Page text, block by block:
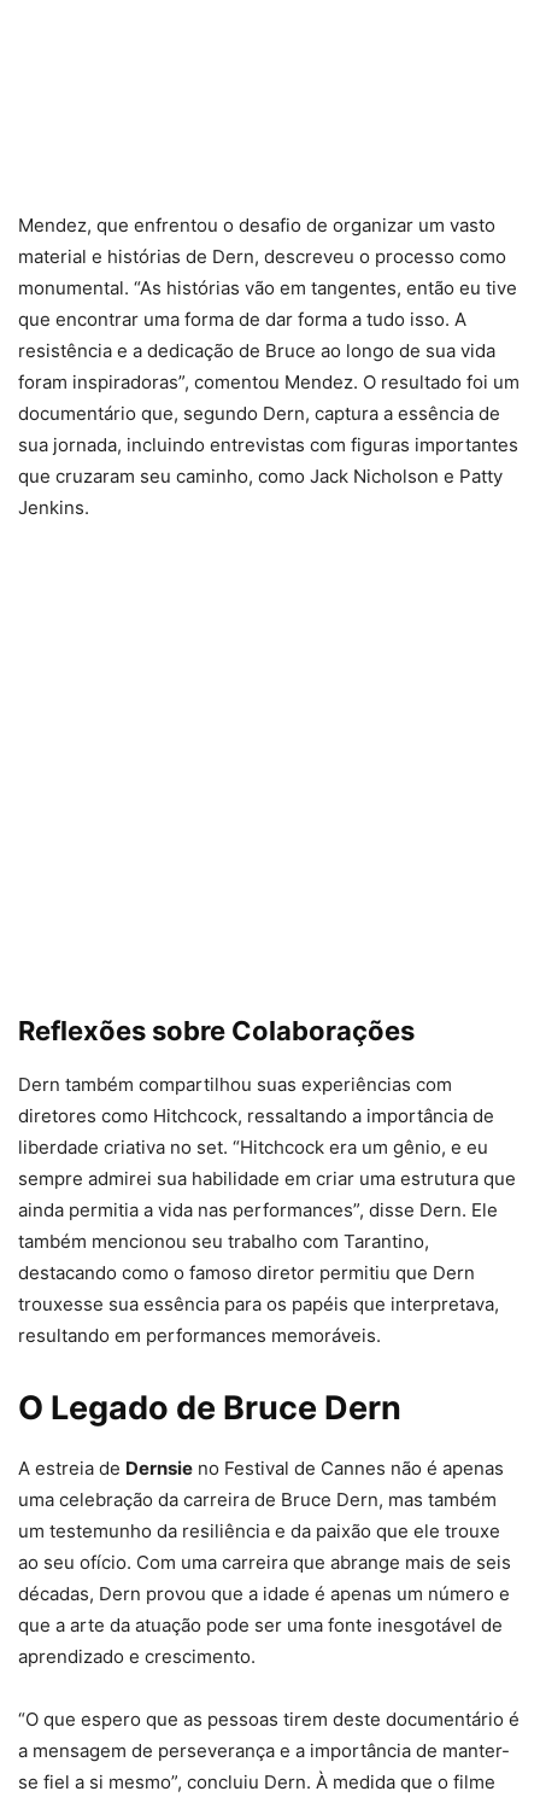
Mendez, que enfrentou o desafio de organizar um vasto
material e histórias de Dern, descreveu o processo como
monumental. “As histórias vão em tangentes, então eu tive
que encontrar uma forma de dar forma a tudo isso. A
resistência e a dedicação de Bruce ao longo de sua vida
foram inspiradoras”, comentou Mendez. O resultado foi um
documentário que, segundo Dern, captura a essência de
sua jornada, incluindo entrevistas com figuras importantes
que cruzaram seu caminho, como Jack Nicholson e Patty
Jenkins.
Reflexões sobre Colaborações
Dern também compartilhou suas experiências com
diretores como Hitchcock, ressaltando a importância de
liberdade criativa no set. “Hitchcock era um gênio, e eu
sempre admirei sua habilidade em criar uma estrutura que
ainda permitia a vida nas performances”, disse Dern. Ele
também mencionou seu trabalho com Tarantino,
destacando como o famoso diretor permitiu que Dern
trouxesse sua essência para os papéis que interpretava,
resultando em performances memoráveis.
O Legado de Bruce Dern
A estreia de Dernsie no Festival de Cannes não é apenas
uma celebração da carreira de Bruce Dern, mas também
um testemunho da resiliência e da paixão que ele trouxe
ao seu ofício. Com uma carreira que abrange mais de seis
décadas, Dern provou que a idade é apenas um número e
que a arte da atuação pode ser uma fonte inesgotável de
aprendizado e crescimento.
“O que espero que as pessoas tirem deste documentário é
a mensagem de perseverança e a importância de manter-
se fiel a si mesmo”, concluiu Dern. À medida que o filme